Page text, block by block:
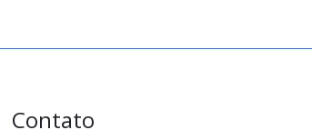
Contato